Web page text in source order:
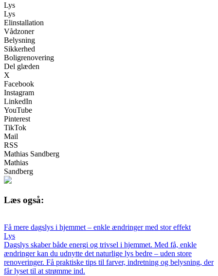
Lys
Lys
Elinstallation
Vådzoner
Belysning
Sikkerhed
Boligrenovering
Del glæden
X
Facebook
Instagram
LinkedIn
YouTube
Pinterest
TikTok
Mail
RSS
Mathias Sandberg
Mathias
Sandberg
Læs også:
Få mere dagslys i hjemmet – enkle ændringer med stor effekt
Lys
Dagslys skaber både energi og trivsel i hjemmet. Med få, enkle
ændringer kan du udnytte det naturlige lys bedre – uden store
renoveringer. Få praktiske tips til farver, indretning og belysning, der
får lyset til at strømme ind.